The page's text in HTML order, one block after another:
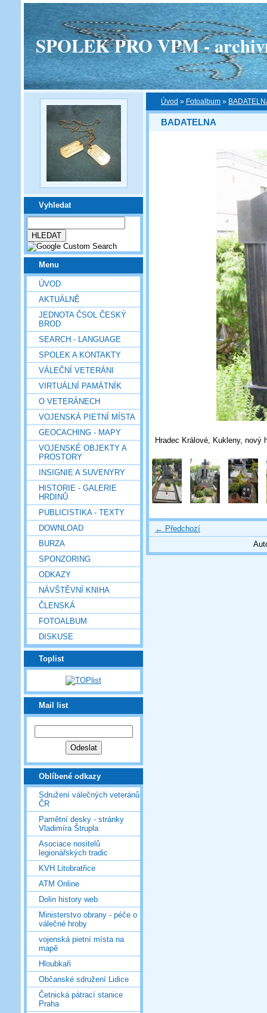
SPOLEK PRO VPM -
Vyhledat
Menu
ÚVOD
AKTUÁLNĚ
JEDNOTA ČSOL ČESKÝ
BROD
SEARCH - LANGUAGE
SPOLEK A KONTAKTY
VÁLEČNÍ VETERÁNI
VIRTUÁLNÍ PAMÁTNÍK
O VETERÁNECH
VOJENSKÁ PIETNÍ MÍSTA
GEOCACHING - MAPY
VOJENSKÉ OBJEKTY A
PROSTORY
INSIGNIE A SUVENYRY
HISTORIE - GALERIE
HRDINŮ
PUBLICISTIKA - TEXTY
DOWNLOAD
BURZA
SPONZORING
ODKAZY
NÁVŠTĚVNÍ KNIHA
ČLENSKÁ
FOTOALBUM
DISKUSE
Toplist
Mail list
Oblíbené odkazy
Sdružení válečných veteránů
ČR
Pamětní desky - stránky
Vladimíra Štrupla
Asociace nositelů
legionářských tradic
KVH Litobratřice
ATM Online
Dolin history web
Ministerstvo obrany - péče o
válečné hroby
vojenská pietní místa na
mapě
Hloubkaři
Občanské sdružení Lidice
Četnická pátrací stanice
Praha
Úvod » Fotoalbum »
BADATELNA
Hradec Králové, Kukleny,
← Předchozí